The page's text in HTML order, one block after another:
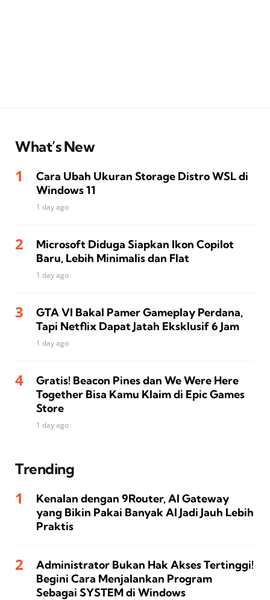
What’s New
Cara Ubah Ukuran Storage Distro WSL di
Windows 11
1 day ago
Microsoft Diduga Siapkan Ikon Copilot
Baru, Lebih Minimalis dan Flat
1 day ago
GTA VI Bakal Pamer Gameplay Perdana,
Tapi Netflix Dapat Jatah Eksklusif 6 Jam
1 day ago
Gratis! Beacon Pines dan We Were Here
Together Bisa Kamu Klaim di Epic Games
Store
1 day ago
Trending
Kenalan dengan 9Router, AI Gateway
yang Bikin Pakai Banyak AI Jadi Jauh Lebih
Praktis
Administrator Bukan Hak Akses Tertinggi!
Begini Cara Menjalankan Program
Sebagai SYSTEM di Windows